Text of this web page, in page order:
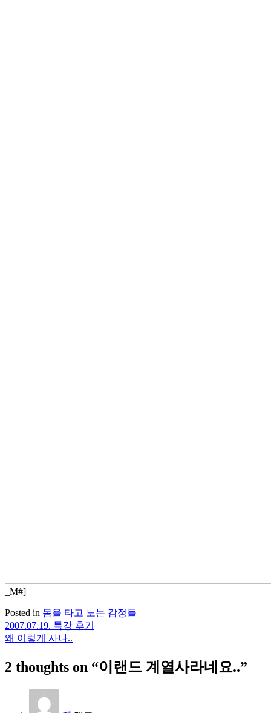
_M#]
Posted in 몸을 타고 노는 감정들
글
탐
색
2007.07.19. 특강 후기
왜 이렇게 사나..
2 thoughts on “이랜드 계열사라네요..”